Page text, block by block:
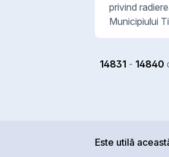
privind
Municipiului
14831 - 14840
Este utilă